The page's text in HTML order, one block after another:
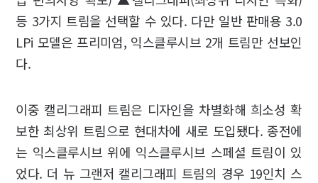
등 3가지 트림을 선택할 수 있다. 다만 일반 판매용 3.0
LPi 모델은 프리미엄, 익스클루시브 2개 트림만 선보인
다.
이중 캘리그래피 트림은 디자인을 차별화해 희소성 확
보한 최상위 트림으로 현대차에 새로 도입됐다. 종전에
는 익스클루시브 위에 익스클루시브 스페셜 트림이 있
었다. 더 뉴 그랜저 캘리그래피 트림의 경우 19인치 스